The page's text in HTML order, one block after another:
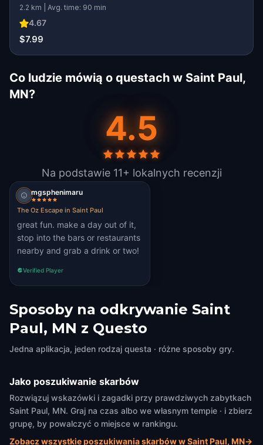
2.2 km | Avg. time: 90 min
4.67
$7.99
Co ludzie mówią o questach w Saint Paul,
MN?
4.5
Na podstawie 11+ lokalnych recenzji
mgsphenimaru
The Oz Escape in Saint Paul
great fun. make a day out of it,
stop into the bars or restaurants
nearby and grab a drink or two!
Verified Player
Sposoby na odkrywanie Saint
Paul, MN z Questo
Jedna aplikacja, jeden rodzaj questa · różne sposoby gry.
Jako poszukiwanie skarbów
Rozwiązuj wskazówki i zagadki przy prawdziwych zabytkach
Saint Paul, MN. Graj na czas albo we własnym tempie · i zbierz
grupę, by powalczyć o miejsce w rankingu.
Zobacz wszystkie poszukiwania skarbów w Saint Paul, MN→